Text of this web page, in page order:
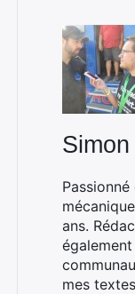
ans.
mes